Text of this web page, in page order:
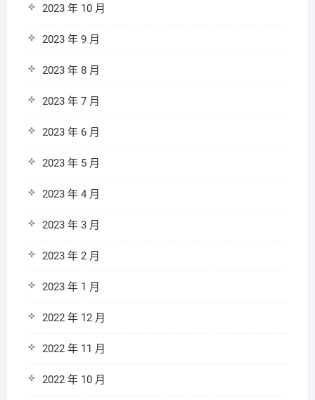
2023 年 10 月
2023 年 9 月
2023 年 8 月
2023 年 7 月
2023 年 6 月
2023 年 5 月
2023 年 4 月
2023 年 3 月
2023 年 2 月
2023 年 1 月
2022 年 12 月
2022 年 11 月
2022 年 10 月